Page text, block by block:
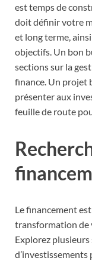
est temps de
doit définir votre
et long terme,
objectifs. Un bon
sections sur la
finance. Un projet
présenter aux
feuille de route
Le financement
transformation de
Explorez plusieurs
d’investissements